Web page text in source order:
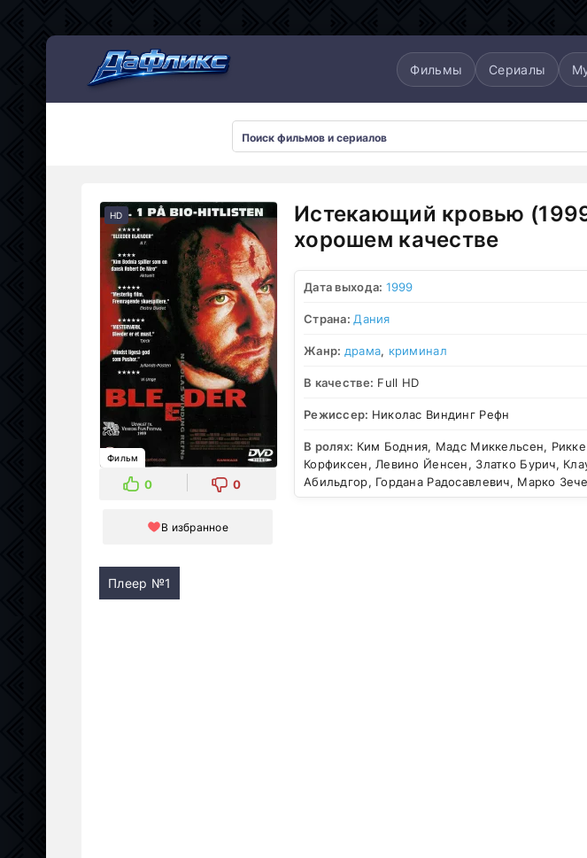
Фильмы Сериалы
HD
Фильм
0 0
В избранное
Истекающий кровью
хорошем качестве
Дата выхода: 1999
Страна: Дания
Жанр: драма, криминал
В качестве: Full HD
Режиссер: Николас Виндинг Рефн
В ролях: Ким Бодния, Мадс Миккельсен,
Корфиксен, Левино Йенсен, Златко Бурич,
Абильдгор, Гордана Радосавлевич, Марко
Плеер №1
Мультсериалы